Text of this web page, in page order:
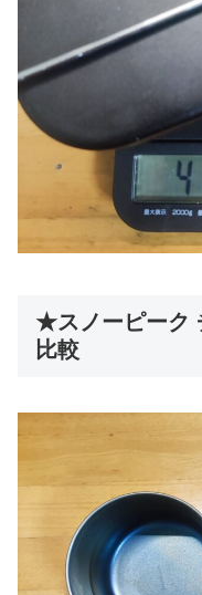
★スノーピーク
比較